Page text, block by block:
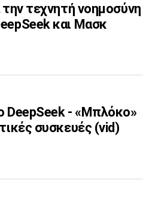
τεχνητή νοημοσύνη
και Μασκ
DeepSeek - «Μπλόκο»
συσκευές (vid)